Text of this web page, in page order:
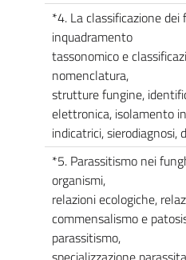
*4. La classificazione
inquadramento
tassonomico e
nomenclatura,
strutture fungine,
elettronica, isolamento
indicatrici, sierodiagnosi,
*5. Parassitismo nei
organismi,
relazioni ecologiche,
commensalismo e
parassitismo,